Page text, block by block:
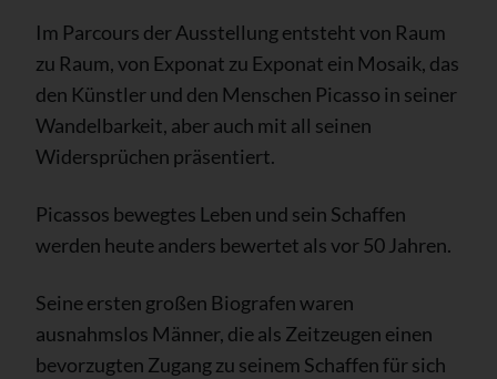
Im Parcours der Ausstellung entsteht von Raum
zu Raum, von Exponat zu Exponat ein Mosaik, das
den Künstler und den Menschen Picasso in seiner
Wandelbarkeit, aber auch mit all seinen
Widersprüchen präsentiert.
Picassos bewegtes Leben und sein Schaffen
werden heute anders bewertet als vor 50 Jahren.
Seine ersten großen Biografen waren
ausnahmslos Männer, die als Zeitzeugen einen
bevorzugten Zugang zu seinem Schaffen für sich